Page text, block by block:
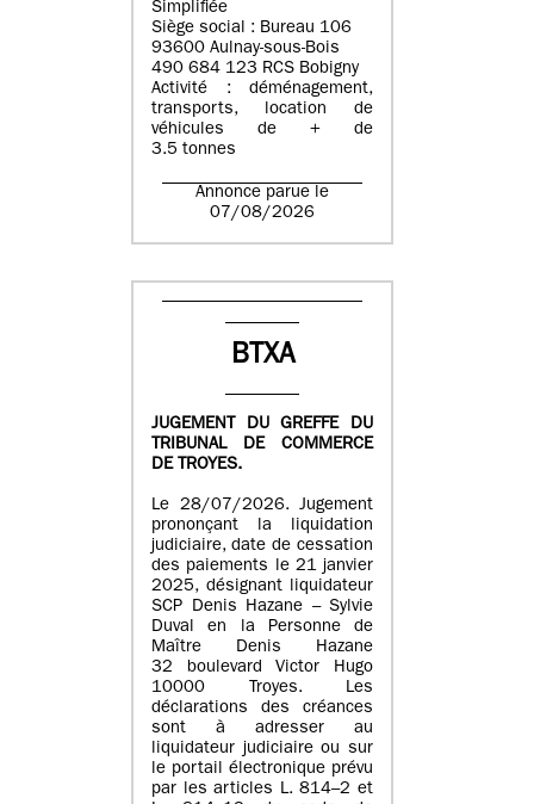
Simplifiée
Siège social : Bureau 106
93600 Aulnay-sous-Bois
490 684 123 RCS Bobigny
Activité : déménagement,
transports, location de
véhicules de + de
3.5 tonnes
Annonce parue le
07/08/2026
BTXA
JUGEMENT DU GREFFE DU
TRIBUNAL DE COMMERCE
DE TROYES.
Le 28/07/2026. Jugement
prononçant la liquidation
judiciaire, date de cessation
des paiements le 21 janvier
2025, désignant liquidateur
SCP Denis Hazane – Sylvie
Duval en la Personne de
Maître Denis Hazane
32 boulevard Victor Hugo
10000 Troyes. Les
déclarations des créances
sont à adresser au
liquidateur judiciaire ou sur
le portail électronique prévu
par les articles L. 814–2 et